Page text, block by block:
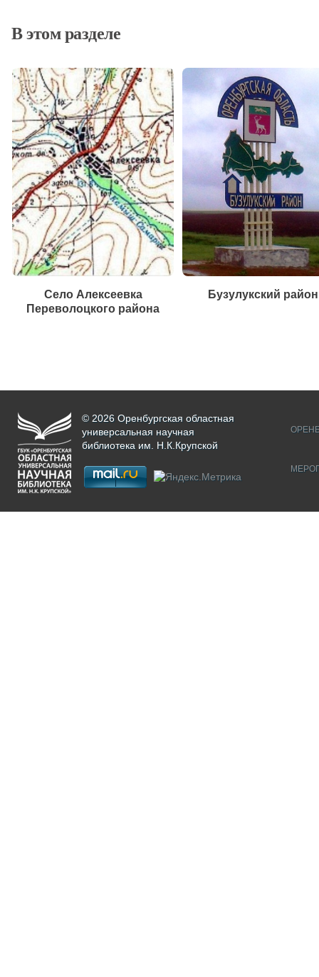
В этом разделе
Село Алексеевка
Переволоцкого района
Бузулукский район
© 2026 Оренбургская областная
универсальная научная
библиотека им. Н.К.Крупской